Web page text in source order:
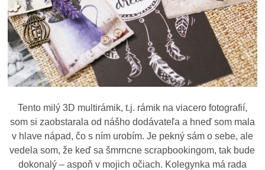
Tento milý 3D multirámik, t.j. rámik na viacero fotografií,
som si zaobstarala od nášho dodávateľa a hneď som mala
v hlave nápad, čo s ním urobím. Je pekný sám o sebe, ale
vedela som, že keď sa šmrncne scrapbookingom, tak bude
dokonalý – aspoň v mojich očiach. Kolegynka má rada